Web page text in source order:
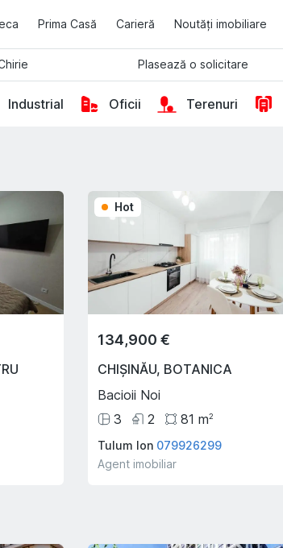
Plasează o solicitare
Industrial Oficii Terenuri
Hot
134,900 €
CHIȘINĂU, BOTANICA
Bacioii Noi
3
2 81 m2
Tulum Ion 079926299
Agent imobiliar
Prima Casă Carieră Noutăți imobiliare